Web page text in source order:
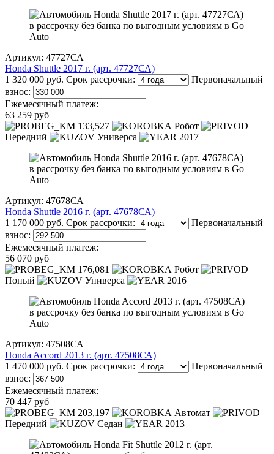
Артикул: 47727СА
Honda Shuttle 2017 г. (арт. 47727СА)
1 320 000 руб. Срок рассрочки:
Первоначальный
взнос:
Ежемесячный платеж:
63 259 руб
133,527
Робот
Передний
Универса 2017
Артикул: 47678СА
Honda Shuttle 2016 г. (арт. 47678СА)
1 170 000 руб. Срок рассрочки:
Первоначальный
взнос:
Ежемесячный платеж:
56 070 руб
176,081
Робот
Поный
Универса 2016
Артикул: 47508СА
Honda Accord 2013 г. (арт. 47508СА)
1 470 000 руб. Срок рассрочки:
Первоначальный
взнос:
Ежемесячный платеж:
70 447 руб
203,197
Автомат
Передний
Седан 2013